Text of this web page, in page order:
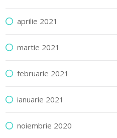
aprilie 2021
martie 2021
februarie 2021
ianuarie 2021
noiembrie 2020